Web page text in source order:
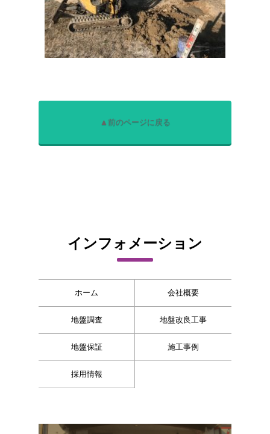
▲前のページに戻る
インフォメーション
ホーム 会社概要
地盤調査 地盤改良工事
地盤保証 施工事例
採用情報